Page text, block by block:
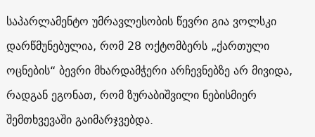
საპარლამენტო უმრავლესობის წევრი გია ვოლსკი
დარწმუნებულია, რომ 28 ოქტომბერს „ქართული
ოცნების“ ბევრი მხარდამჭერი არჩევნებზე არ მივიდა,
რადგან ეგონათ, რომ ზურაბიშვილი ნებისმიერ
შემთხვევაში გაიმარჯვებდა.